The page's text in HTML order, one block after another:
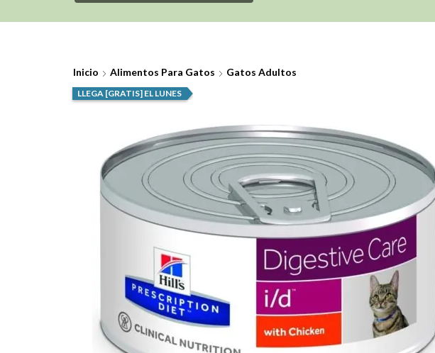
Inicio Alimentos Para Gatos Gatos Adultos
LLEGA [GRATIS] EL LUNES